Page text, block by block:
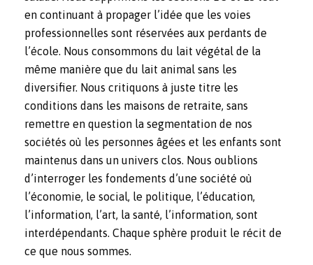
en continuant à propager l’idée que les voies
professionnelles sont réservées aux perdants de
l’école. Nous consommons du lait végétal de la
même manière que du lait animal sans les
diversifier. Nous critiquons à juste titre les
conditions dans les maisons de retraite, sans
remettre en question la segmentation de nos
sociétés où les personnes âgées et les enfants sont
maintenus dans un univers clos. Nous oublions
d’interroger les fondements d’une société où
l’économie, le social, le politique, l’éducation,
l’information, l’art, la santé, l’information, sont
interdépendants. Chaque sphère produit le récit de
ce que nous sommes.